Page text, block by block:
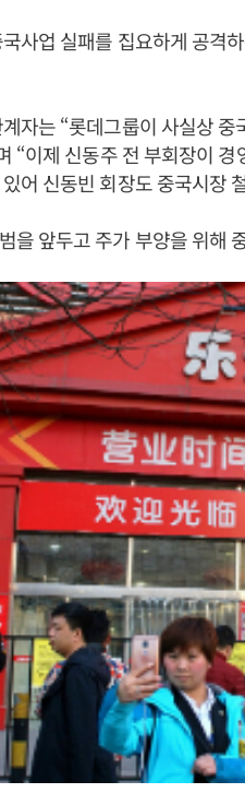
사업 실패를 집요하게 공격
자는 “롯데그룹이 사실상
“이제 신동주 전 부회장이
어 신동빈 회장도 중국시장
을 앞두고 주가 부양을 위해